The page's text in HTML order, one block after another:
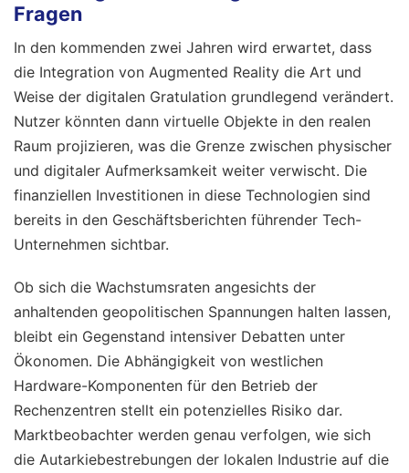
Fragen
In den kommenden zwei Jahren wird erwartet, dass
die Integration von Augmented Reality die Art und
Weise der digitalen Gratulation grundlegend verändert.
Nutzer könnten dann virtuelle Objekte in den realen
Raum projizieren, was die Grenze zwischen physischer
und digitaler Aufmerksamkeit weiter verwischt. Die
finanziellen Investitionen in diese Technologien sind
bereits in den Geschäftsberichten führender Tech-
Unternehmen sichtbar.
Ob sich die Wachstumsraten angesichts der
anhaltenden geopolitischen Spannungen halten lassen,
bleibt ein Gegenstand intensiver Debatten unter
Ökonomen. Die Abhängigkeit von westlichen
Hardware-Komponenten für den Betrieb der
Rechenzentren stellt ein potenzielles Risiko dar.
Marktbeobachter werden genau verfolgen, wie sich
die Autarkiebestrebungen der lokalen Industrie auf die